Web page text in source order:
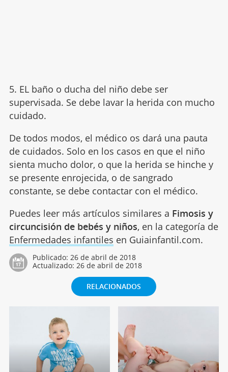
5. EL baño o ducha del niño debe ser
supervisada. Se debe lavar la herida con mucho
cuidado.
De todos modos, el médico os dará una pauta
de cuidados. Solo en los casos en que el niño
sienta mucho dolor, o que la herida se hinche y
se presente enrojecida, o de sangrado
constante, se debe contactar con el médico.
Puedes leer más artículos similares a Fimosis y
circuncisión de bebés y niños, en la categoría de
Enfermedades infantiles en Guiainfantil.com.
Publicado: 26 de abril de 2018
Actualizado: 26 de abril de 2018
RELACIONADOS